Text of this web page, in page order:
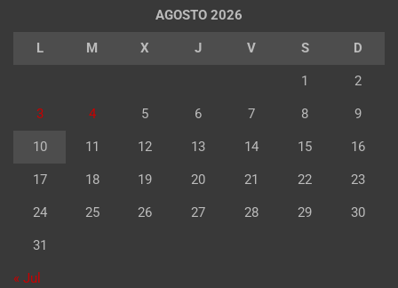
AGOSTO 2026
L M X J V S D
1 2
3 4 5 6 7 8 9
10 11 12 13 14 15 16
17 18 19 20 21 22 23
24 25 26 27 28 29 30
31
« Jul